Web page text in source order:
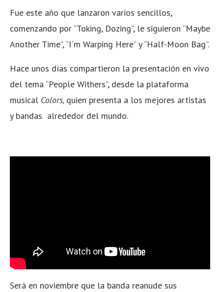
Fue este año que lanzaron varios sencillos,
comenzando por “Toking, Dozing”, le siguieron “Maybe
Another Time”, “I´m Warping Here” y “Half-Moon Bag”.
Hace unos días compartieron la presentación en vivo
del tema “People Withers”, desde la plataforma
musical Colors, quien presenta a los mejores artistas
y bandas alrededor del mundo.
Será en noviembre que la banda reanude sus